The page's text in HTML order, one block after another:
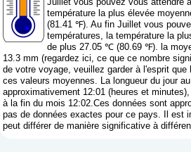
température la plus élevée
(81.41 ℉). Au fin Juillet vous
températures, la température la
de plus 27.05 ℃ (80.69 ℉). la
13.3 mm (regardez ici, ce que ce nombre
de votre voyage, veuillez garder à l'esprit
ces valeurs moyennes. La longueur du jour
approximativement 12:01 (heures et
à la fin du mois 12:02.Ces données sont
pas de données exactes pour ce pays. Il est
peut différer de manière significative à